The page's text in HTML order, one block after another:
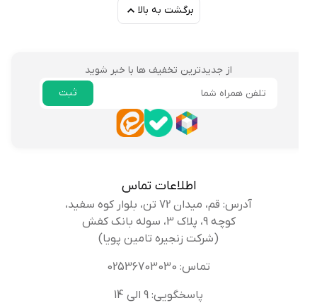
برگشت به بالا
از جدیدترین تخفیف ها با خبر شوید
اطلاعات تماس
آدرس: قم، میدان 72 تن، بلوار کوه سفید،
کوچه 9، پلاک 3، سوله بانک کفش
(شرکت زنجیره تامین پویا)
تماس: 02536703030
پاسخگویی: 9 الی 14